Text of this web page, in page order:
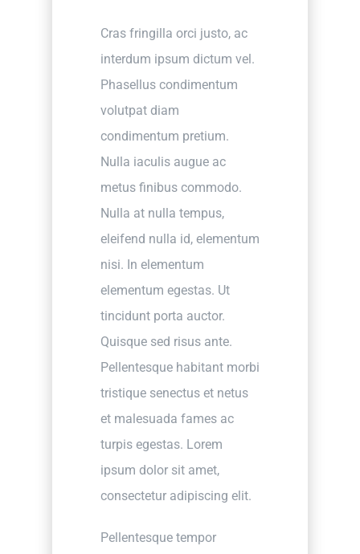
Cras fringilla orci justo, ac
interdum ipsum dictum vel.
Phasellus condimentum
volutpat diam
condimentum pretium.
Nulla iaculis augue ac
metus finibus commodo.
Nulla at nulla tempus,
eleifend nulla id, elementum
nisi. In elementum
elementum egestas. Ut
tincidunt porta auctor.
Quisque sed risus ante.
Pellentesque habitant morbi
tristique senectus et netus
et malesuada fames ac
turpis egestas. Lorem
ipsum dolor sit amet,
consectetur adipiscing elit.
Pellentesque tempor